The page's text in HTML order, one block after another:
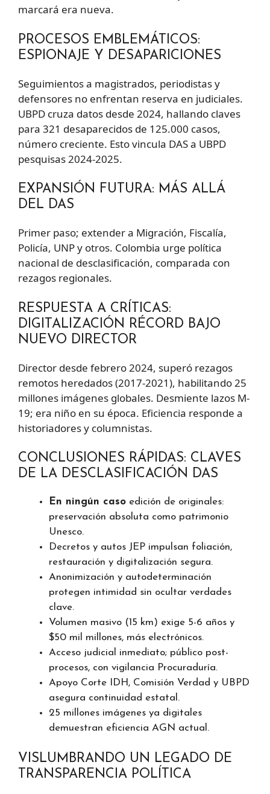
marcará era nueva.
PROCESOS EMBLEMÁTICOS:
ESPIONAJE Y DESAPARICIONES
Seguimientos a magistrados, periodistas y
defensores no enfrentan reserva en judiciales.
UBPD cruza datos desde 2024, hallando claves
para 321 desaparecidos de 125.000 casos,
número creciente. Esto vincula DAS a UBPD
pesquisas 2024-2025.
EXPANSIÓN FUTURA: MÁS ALLÁ
DEL DAS
Primer paso; extender a Migración, Fiscalía,
Policía, UNP y otros. Colombia urge política
nacional de desclasificación, comparada con
rezagos regionales.
RESPUESTA A CRÍTICAS:
DIGITALIZACIÓN RÉCORD BAJO
NUEVO DIRECTOR
Director desde febrero 2024, superó rezagos
remotos heredados (2017-2021), habilitando 25
millones imágenes globales. Desmiente lazos M-
19; era niño en su época. Eficiencia responde a
historiadores y columnistas.
CONCLUSIONES RÁPIDAS: CLAVES
DE LA DESCLASIFICACIÓN DAS
En ningún caso edición de originales:
preservación absoluta como patrimonio
Unesco.
Decretos y autos JEP impulsan foliación,
restauración y digitalización segura.
Anonimización y autodeterminación
protegen intimidad sin ocultar verdades
clave.
Volumen masivo (15 km) exige 5-6 años y
$50 mil millones, más electrónicos.
Acceso judicial inmediato; público post-
procesos, con vigilancia Procuraduría.
Apoyo Corte IDH, Comisión Verdad y UBPD
asegura continuidad estatal.
25 millones imágenes ya digitales
demuestran eficiencia AGN actual.
VISLUMBRANDO UN LEGADO DE
TRANSPARENCIA POLÍTICA